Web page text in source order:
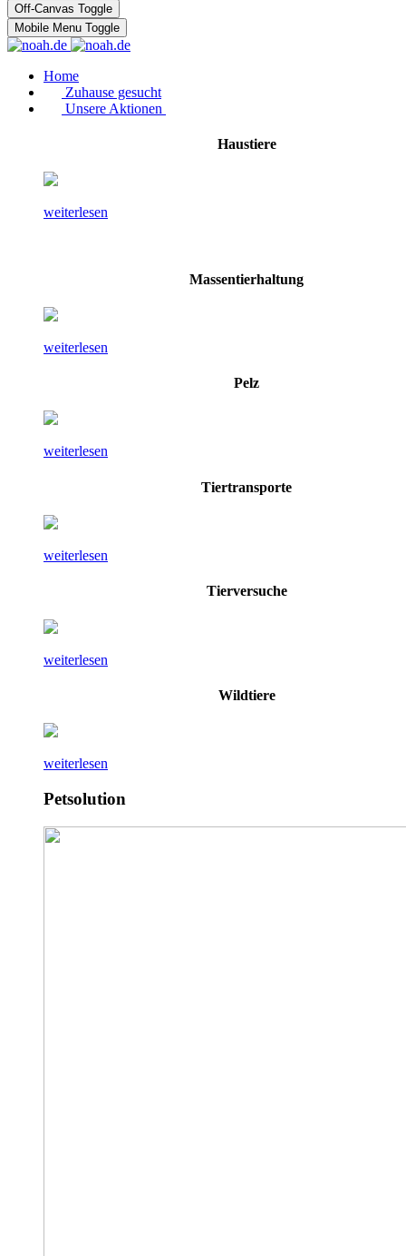
Off-Canvas Toggle
Mobile Menu Toggle
Home
Zuhause gesucht
Unsere Aktionen
Haustiere
weiterlesen
Massentierhaltung
weiterlesen
Pelz
weiterlesen
Tiertransporte
weiterlesen
Tierversuche
weiterlesen
Wildtiere
weiterlesen
Petsolution